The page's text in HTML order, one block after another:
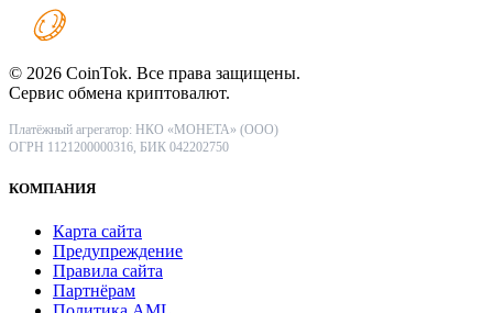
© 2026 CoinTok. Все права защищены.
Сервис обмена криптовалют.
Платёжный агрегатор: НКО «МОНЕТА» (ООО)
ОГРН 1121200000316, БИК 042202750
КОМПАНИЯ
Карта сайта
Предупреждение
Правила сайта
Партнёрам